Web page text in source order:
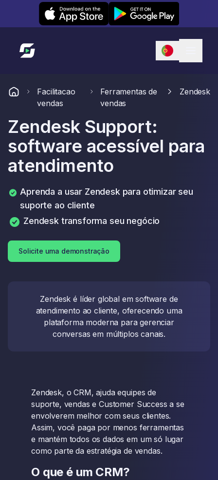
Leexi on iOS Leexi on Android
Link para a página inicial
Facilitacao
vendas
Ferramentas de
vendas
Zendesk
Zendesk Support:
software acessível para
atendimento
Aprenda a usar Zendesk para otimizar seu
suporte ao cliente
Zendesk transforma seu negócio
Solicite uma demonstração
Zendesk é líder global em software de
atendimento ao cliente, oferecendo uma
plataforma moderna para gerenciar
conversas em múltiplos canais.
Zendesk, o CRM, ajuda equipes de
suporte, vendas e Customer Success a se
envolverem melhor com seus clientes.
Assim, você paga por menos ferramentas
e mantém todos os dados em um só lugar
como parte da estratégia de vendas.
O que é um CRM?